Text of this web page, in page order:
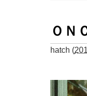
ＯＮ
hatch (